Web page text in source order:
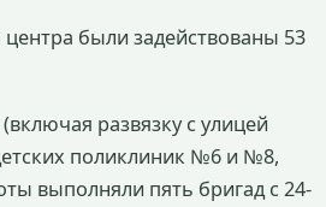
были задействованы 53
развязку с улицей
поликлиник №6 и №8,
выполняли пять бригад с 24-